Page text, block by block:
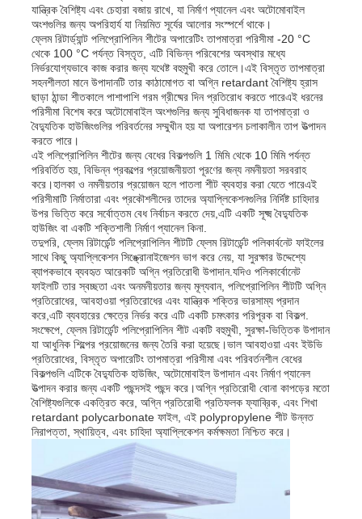
কারখানা ভ্রমণ
মান নিয়ন্ত্রণ
আমাদের সাথে যোগাযোগ করুন
খবর
সব ক্ষেত্রেই
উদ্ধৃতির জন্য আবেদন
পিপি প্লাস্টিকের বোর্ড
পিপি বিজ্ঞাপন বোর্ড
প্লাস্টিক পিপি শীট
পিপিএস বোর্ড
যান্ত্রিক বৈশিষ্ট্য এবং চেহারা বজায় রাখে, যা নির্মাণ প্যানেল এবং অটোমোবাইল
অংশগুলির জন্য অপরিহার্য যা নিয়মিত সূর্যের আলোর সংস্পর্শে থাকে।
ফ্লেম রিটার্ড্যান্ট পলিপ্রোপিলিন শীটের অপারেটিং তাপমাত্রা পরিসীমা -20 °C
থেকে 100 °C পর্যন্ত বিস্তৃত, এটি বিভিন্ন পরিবেশের অবস্থার মধ্যে
নির্ভরযোগ্যভাবে কাজ করার জন্য যথেষ্ট বহুমুখী করে তোলে।এই বিস্তৃত তাপমাত্রা
সহনশীলতা মানে উপাদানটি তার কাঠামোগত বা অগ্নি retardant বৈশিষ্ট্য হ্রাস
ছাড়া ঠান্ডা শীতকালে পাশাপাশি গরম গ্রীষ্মের দিন প্রতিরোধ করতে পারেএই ধরনের
পরিসীমা বিশেষ করে অটোমোবাইল অংশগুলির জন্য সুবিধাজনক যা তাপমাত্রা ও
বৈদ্যুতিক হাউজিংগুলির পরিবর্তনের সম্মুখীন হয় যা অপারেশন চলাকালীন তাপ উত্পাদন
করতে পারে।
এই পলিপ্রোপিলিন শীটের জন্য বেধের বিকল্পগুলি 1 মিমি থেকে 10 মিমি পর্যন্ত
পরিবর্তিত হয়, বিভিন্ন প্রকল্পের প্রয়োজনীয়তা পূরণের জন্য নমনীয়তা সরবরাহ
করে।হালকা ও নমনীয়তার প্রয়োজন হলে পাতলা শীট ব্যবহার করা যেতে পারেএই
পরিসীমাটি নির্মাতারা এবং প্রকৌশলীদের তাদের অ্যাপ্লিকেশনগুলির নির্দিষ্ট চাহিদার
উপর ভিত্তি করে সর্বোত্তম বেধ নির্বাচন করতে দেয়,এটি একটি সূক্ষ্ম বৈদ্যুতিক
হাউজিং বা একটি শক্তিশালী নির্মাণ প্যানেল কিনা.
তদুপরি, ফ্লেম রিটার্ডেন্ট পলিপ্রোপিলিন শীটটি ফ্লেম রিটার্ডেন্ট পলিকার্বনেট ফাইলের
সাথে কিছু অ্যাপ্লিকেশন সিঙ্ক্রোনাইজেশন ভাগ করে নেয়, যা সুরক্ষার উদ্দেশ্যে
ব্যাপকভাবে ব্যবহৃত আরেকটি অগ্নি প্রতিরোধী উপাদান.যদিও পলিকার্বোনেট
ফাইলটি তার স্বচ্ছতা এবং অনমনীয়তার জন্য মূল্যবান, পলিপ্রোপিলিন শীটটি অগ্নি
প্রতিরোধের, আবহাওয়া প্রতিরোধের এবং যান্ত্রিক শক্তির ভারসাম্য প্রদান
করে,এটি ব্যবহারের ক্ষেত্রে নির্ভর করে এটি একটি চমৎকার পরিপূরক বা বিকল্প.
সংক্ষেপে, ফ্লেম রিটার্ডেন্ট পলিপ্রোপিলিন শীট একটি বহুমুখী, সুরক্ষা-ভিত্তিক উপাদান
যা আধুনিক শিল্পের প্রয়োজনের জন্য তৈরি করা হয়েছে।ভাল আবহাওয়া এবং ইউভি
প্রতিরোধের, বিস্তৃত অপারেটিং তাপমাত্রা পরিসীমা এবং পরিবর্তনশীল বেধের
বিকল্পগুলি এটিকে বৈদ্যুতিক হাউজিং, অটোমোবাইল উপাদান এবং নির্মাণ প্যানেল
উত্পাদন করার জন্য একটি পছন্দসই পছন্দ করে।অগ্নি প্রতিরোধী বোনা কাপড়ের মতো
বৈশিষ্ট্যগুলিকে একত্রিত করে, অগ্নি প্রতিরোধী প্রতিফলক ফ্যাব্রিক, এবং শিখা
retardant polycarbonate ফাইল, এই polypropylene শীট উন্নত
নিরাপত্তা, স্থায়িত্ব, এবং চাহিদা অ্যাপ্লিকেশন কর্মক্ষমতা নিশ্চিত করে।